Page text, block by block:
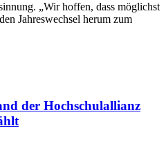
„Wir hoffen, dass möglichst
Jahreswechsel herum zum
der Hochschulallianz